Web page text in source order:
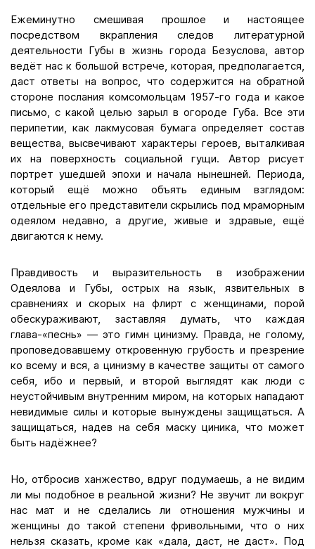
Ежеминутно смешивая прошлое и настоящее
посредством вкрапления следов литературной
деятельности Губы в жизнь города Безуслова, автор
ведёт нас к большой встрече, которая, предполагается,
даст ответы на вопрос, что содержится на обратной
стороне послания комсомольцам 1957-го года и какое
письмо, с какой целью зарыл в огороде Губа. Все эти
перипетии, как лакмусовая бумага определяет состав
вещества, высвечивают характеры героев, выталкивая
их на поверхность социальной гущи. Автор рисует
портрет ушедшей эпохи и начала нынешней. Периода,
который ещё можно объять единым взглядом:
отдельные его представители скрылись под мраморным
одеялом недавно, а другие, живые и здравые, ещё
двигаются к нему.
Правдивость и выразительность в изображении
Одеялова и Губы, острых на язык, язвительных в
сравнениях и скорых на флирт с женщинами, порой
обескураживают, заставляя думать, что каждая
глава-«песнь» — это гимн цинизму. Правда, не голому,
проповедовавшему откровенную грубость и презрение
ко всему и вся, а цинизму в качестве защиты от самого
себя, ибо и первый, и второй выглядят как люди с
неустойчивым внутренним миром, на которых нападают
невидимые силы и которые вынуждены защищаться. А
защищаться, надев на себя маску циника, что может
быть надёжнее?
Но, отбросив ханжество, вдруг подумаешь, а не видим
ли мы подобное в реальной жизни? Не звучит ли вокруг
нас мат и не сделались ли отношения мужчины и
женщины до такой степени фривольными, что о них
нельзя сказать, кроме как «дала, даст, не даст». Под